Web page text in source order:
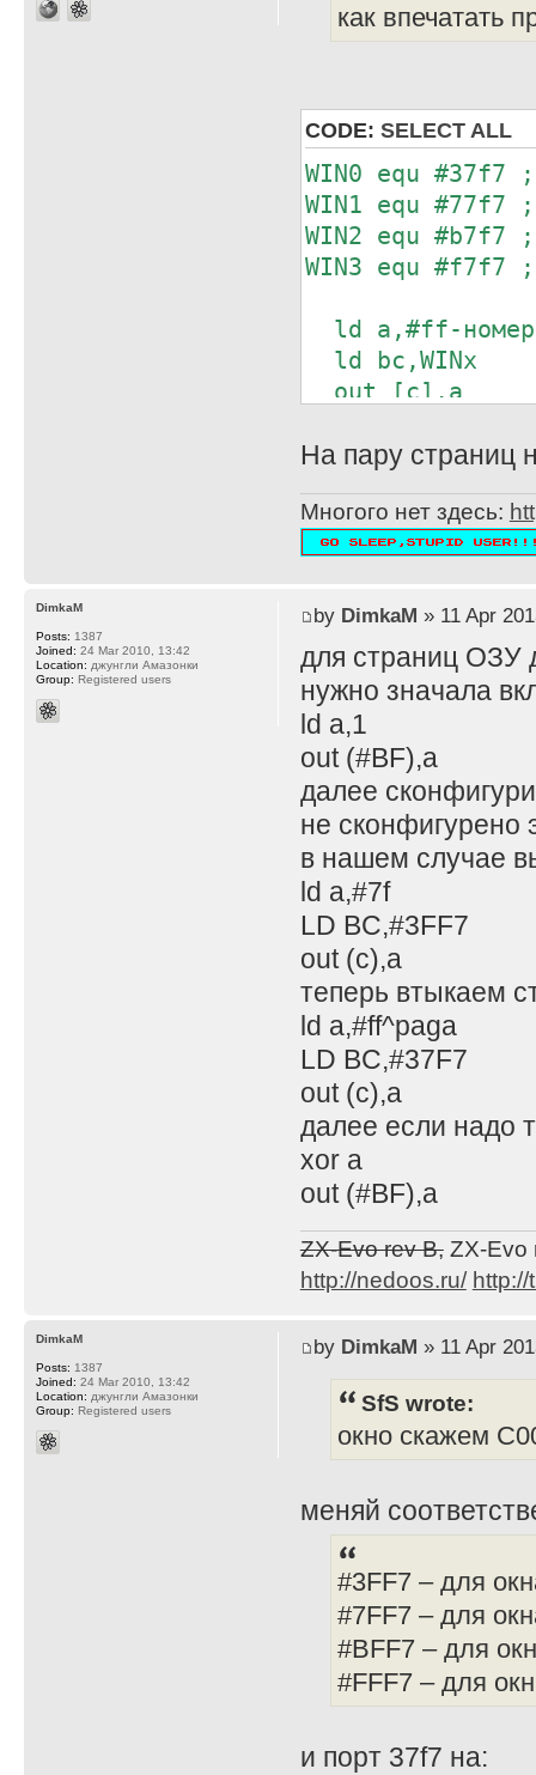
как впечатать
CODE: SELECT ALL
WIN0 equ #37f7
WIN1 equ #77f7
WIN2 equ #b7f7
WIN3 equ #f7f7
ld a,#ff-номер
ld bc,WINx
out [c],a
На пару страниц
Многого нет здесь:
by DimkaM » 11 Apr
для страниц
нужно значала
ld a,1
out (#BF),a
далее
не сконфигурено
в нашем случае
ld a,#7f
LD BC,#3FF7
out (c),a
теперь втыкаем
ld a,#ff^paga
LD BC,#37F7
out (c),a
далее если надо
xor a
out (#BF),a
ZX-Evo rev B,ZX-Evo
http://nedoos.ru/
DimkaM
Posts: 1387
Joined: 24 Mar 2010, 13:42
Location: джунгли Амазонки
Group: Registered users
by DimkaM » 11 Apr
SfS wrote:
окно скажем
меняй
#3FF7 – для
#7FF7 – для
#BFF7 – для
#FFF7 – для
и порт 37f7 на:
DimkaM
Posts: 1387
Joined: 24 Mar 2010, 13:42
Location: джунгли Амазонки
Group: Registered users